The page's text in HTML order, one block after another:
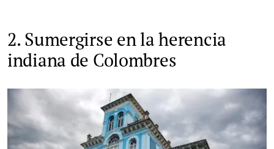
2. Sumergirse en la herencia
indiana de Colombres